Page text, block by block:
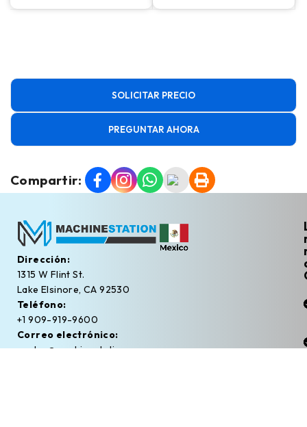
SOLICITAR PRECIO
PREGUNTAR AHORA
Compartir:
Dirección:
1315 W Flint St.
Lake Elsinore, CA 92530
Teléfono:
+1 909-919-9600
Correo electrónico:
ventas@machinestation.mx